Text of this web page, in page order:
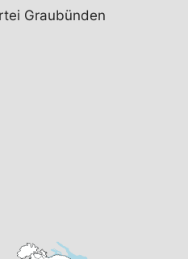
Graubünden